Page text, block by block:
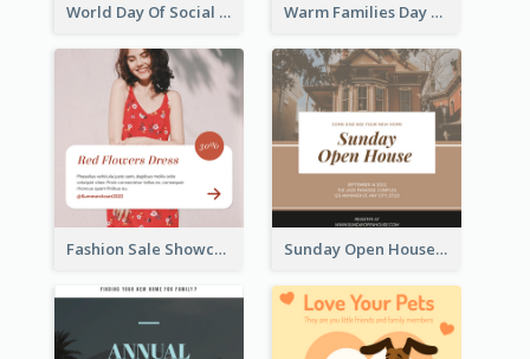
World Day Of Social Justice Instagram Post Warm Families Day Sales Instagram Post
Fashion Sale Showcase Instagram Post Sunday Open House Instagram Post